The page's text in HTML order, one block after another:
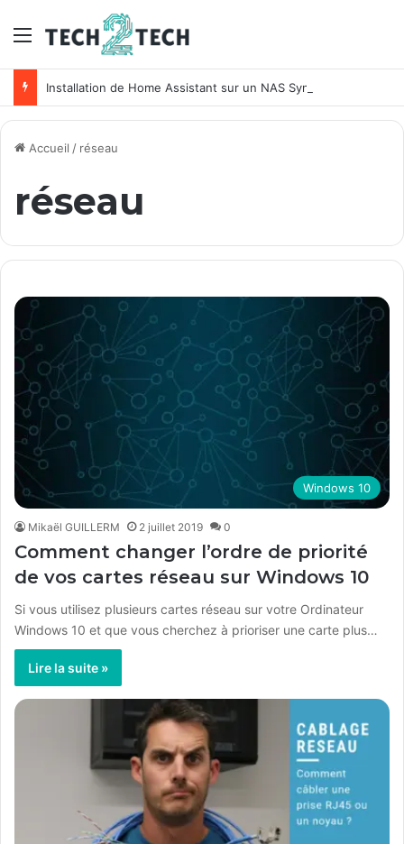
Menu
Installation de Home Assistant sur un NAS Synology
Accueil / réseau
réseau
Windows 10
Mikaël GUILLERM 2 juillet 2019 0
Comment changer l’ordre de priorité
de vos cartes réseau sur Windows 10
Si vous utilisez plusieurs cartes réseau sur votre Ordinateur
Windows 10 et que vous cherchez à prioriser une carte plus…
Lire la suite »